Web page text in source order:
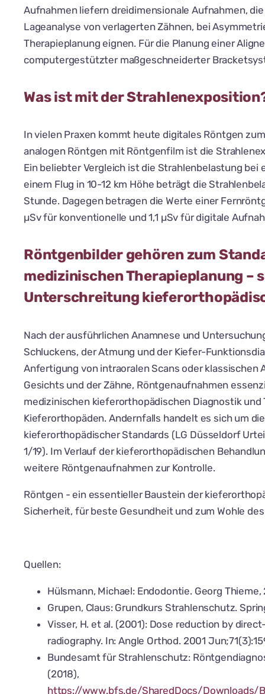
Aufnahmen liefern dreidimensionale Aufnahmen,
Lageanalyse von verlagerten Zähnen, bei
Therapieplanung eignen. Für die Planung einer
computergestützter maßgeschneiderter
Was ist mit der
In vielen Praxen kommt heute digitales Röntgen
analogen Röntgen mit Röntgenfilm ist die
Ein beliebter Vergleich ist die Strahlenbelastung bei
einem Flug in 10-12 km Höhe beträgt die
Stunde. Dagegen betragen die Werte einer
µSv für konventionelle und 1,1 µSv für digitale
Röntgenbilder gehören zum
medizinischen Therapieplanung –
Unterschreitung
Nach der ausführlichen Anamnese und
Schluckens, der Atmung und der Kiefer-
Anfertigung von intraoralen Scans oder klassischen
Gesichts und der Zähne, Röntgenaufnahmen
medizinischen kieferorthopädischen Diagnostik und
Kieferorthopäden. Andernfalls handelt es sich um
kieferorthopädischer Standards (LG Düsseldorf
1/19). Im Verlauf der kieferorthopädischen
weitere Röntgenaufnahmen zur Kontrolle.
Röntgen - ein essentieller Baustein der
Sicherheit, für beste Gesundheit und zum Wohle
Quellen:
Hülsmann, Michael: Endodontie. Georg
Grupen, Claus: Grundkurs Strahlenschutz.
Visser, H. et al. (2001): Dose reduction by
radiography. In: Angle Orthod. 2001
Bundesamt für Strahlenschutz:
(2018),
https://www.bfs.de/SharedDocs/